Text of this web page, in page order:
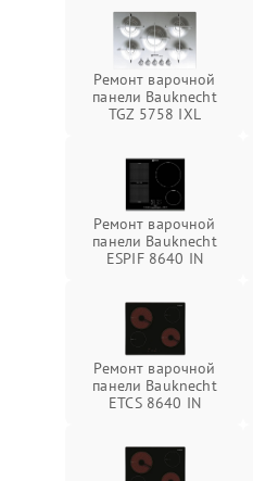
Ремонт варочной
панели Bauknecht
TGZ 5758 IXL
Ремонт варочной
панели Bauknecht
ESPIF 8640 IN
Ремонт варочной
панели Bauknecht
ETCS 8640 IN